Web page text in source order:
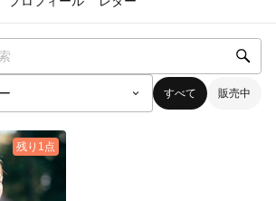
すべて 販売中
残り1点